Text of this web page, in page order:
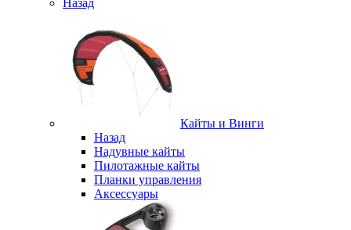
Кайты и Винги
Назад
Надувные кайты
Пилотажные кайты
Планки управления
Аксессуары